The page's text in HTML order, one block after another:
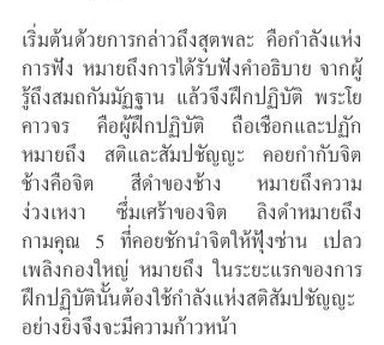
เริ่มต้นด้วยการกล่าวถึงสุตพละ คือกำลังแห่ง
การฟัง หมายถึงการได้รับฟังคำอธิบาย จากผู้
รู้ถึงสมถกัมมัฏฐาน แล้วจึงฝึกปฏิบัติ พระโย
คาวจร คือผู้ฝึกปฏิบัติ ถือเชือกและปฏัก
หมายถึง สติและสัมปชัญญะ คอยกำกับจิต
ช้างคือจิต สีดำของช้าง หมายถึงความ
ง่วงเหงา ซึ่มเศร้าของจิต ลิงดำหมายถึง
กามคุณ 5 ที่คอยชักนำจิตให้ฟุ้งซ่าน เปลว
เพลิงกองใหญ่ หมายถึง ในระยะแรกของการ
ฝึกปฏิบัตินั้นต้องใช้กำลังแห่งสติสัมปชัญญะ
อย่างยิ่งจึงจะมีความก้าวหน้า